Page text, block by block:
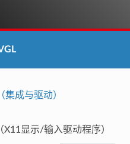
集成与驱动）
显示/输入驱动程序）